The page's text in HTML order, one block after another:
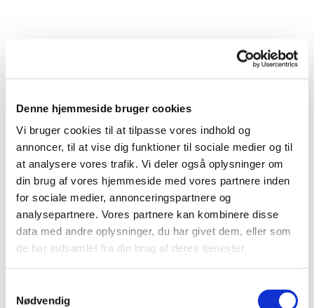
Denne hjemmeside bruger cookies
Vi bruger cookies til at tilpasse vores indhold og
annoncer, til at vise dig funktioner til sociale medier og til
at analysere vores trafik. Vi deler også oplysninger om
din brug af vores hjemmeside med vores partnere inden
for sociale medier, annonceringspartnere og
analysepartnere. Vores partnere kan kombinere disse
data med andre oplysninger, du har givet dem, eller som
de har indsamlet fra din brug af deres tjenester.
Nødvendig
Se seneste nyhedsbrevHER
DROP-IN DÅB 6. august kl. 16-18 - LÆS MERE
HER
Valgforsamling tirsdag 15. september kl. 19.00
- Valg til menighedsrådet - læs mere
Læs Pressemeddelelse vedr. renovering af
kirkens tårnHER